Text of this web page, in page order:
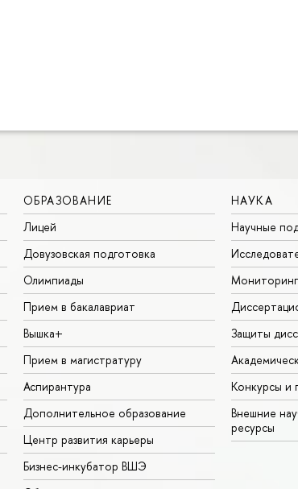
ОБРАЗОВАНИЕ
Лицей
Довузовская подготовка
Олимпиады
Прием в бакалавриат
Вышка+
Прием в магистратуру
Аспирантура
Дополнительное образование
Центр развития карьеры
Бизнес-инкубатор ВШЭ
НАУКА
Научные
Защиты
Конкурсы и
Внешние
ресурсы